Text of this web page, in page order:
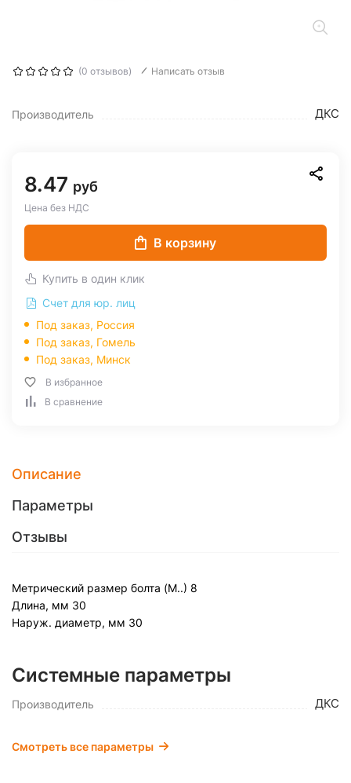
(0 отзывов) Написать отзыв
Производитель ДКС
8.47 руб
Цена без НДС
В корзину
Купить в один клик
Счет для юр. лиц
Под заказ, Россия
Под заказ, Гомель
Под заказ, Минск
В избранное
В сравнение
Описание
Параметры
Отзывы
Метрический размер болта (М..) 8
Длина, мм 30
Наруж. диаметр, мм 30
Системные параметры
Производитель ДКС
Смотреть все параметры